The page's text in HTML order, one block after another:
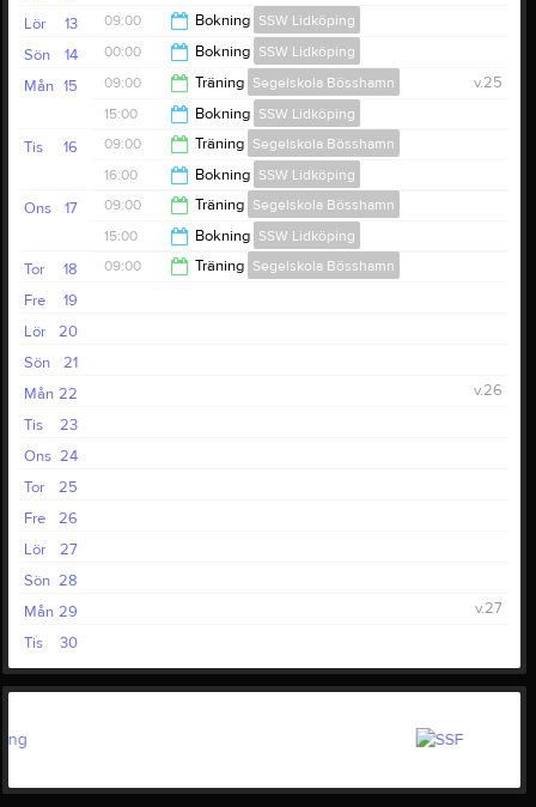
02:00
13
Lör 09:00 Bokning SSW Lidköping
00:00
14
Sön 00:00 Bokning SSW Lidköping
09:00
15
Mån v.25
09:00 Träning Segelskola Bösshamn
16:00
15:00 Bokning SSW Lidköping
23:00
16
Tis 09:00 Träning Segelskola Bösshamn
16:00
16:00 Bokning SSW Lidköping
23:00
17
Ons 09:00 Träning Segelskola Bösshamn
16:00
15:00 Bokning SSW Lidköping
18
Tor 09:00 Träning Segelskola Bösshamn
19
Fre
20
Lör
21
Sön
22
Mån
v.26
23
Tis
24
Ons
25
Tor
26
Fre
27
Lör
28
Sön
29
Mån
v.27
30
Tis